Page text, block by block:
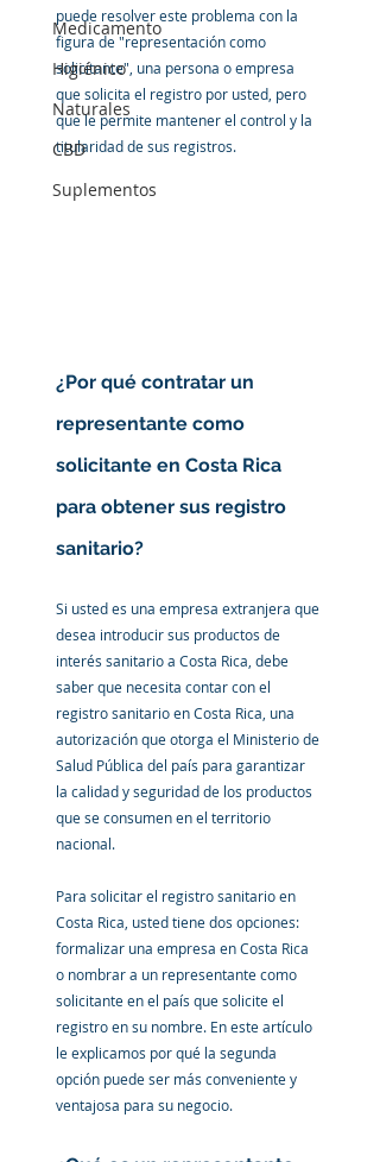
Medicamento
Higiénico
Naturales
CBD
Suplementos
puede resolver este problema con la
figura de "representación como
solicitante", una persona o empresa
que solicita el registro por usted, pero
que le permite mantener el control y la
titularidad de sus registros.
¿Por qué contratar un
representante como
solicitante en Costa Rica
para obtener sus registro
sanitario?
Si usted es una empresa extranjera que
desea introducir sus productos de
interés sanitario a Costa Rica, debe
saber que necesita contar con el
registro sanitario en Costa Rica , una
autorización que otorga el Ministerio de
Salud Pública del país para garantizar
la calidad y seguridad de los productos
que se consumen en el territorio
nacional.
Para solicitar el registro sanitario en
Costa Rica, usted tiene dos opciones:
formalizar una empresa en Costa Rica
o nombrar a un representante como
solicitante en el país que solicite el
registro en su nombre. En este artículo
le explicamos por qué la segunda
opción puede ser más conveniente y
ventajosa para su negocio.